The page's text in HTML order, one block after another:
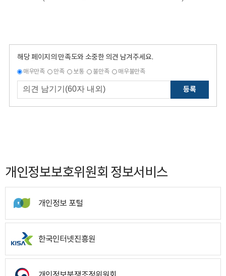
해당 페이지의 만족도와 소중한 의견 남겨주세요.
매우만족 만족 보통 불만족 매우불만족
등록
개인정보보호위원회 정보서비스
개인정보 포털
한국인터넷진흥원